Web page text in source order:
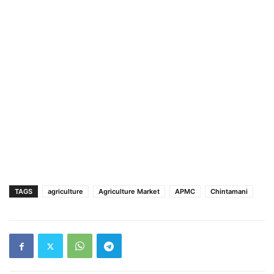
TAGS agriculture Agriculture Market APMC Chintamani